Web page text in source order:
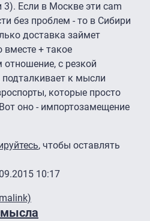
3). Если в Москве эти cam
без проблем - то в Сибири
доставка займет
вместе + такое
с резкой
к мысли
которые просто
оно - импортозамещение
, чтобы оставлять
10:17